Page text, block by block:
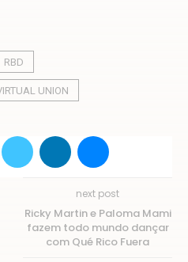
RBD
UNION
next post
Ricky Martin e Paloma Mami
fazem todo mundo dançar
com Qué Rico Fuera